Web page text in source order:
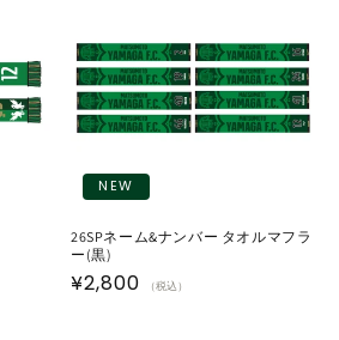
NEW
26SPネーム&ナンバー タオルマフラ
ー(黒)
通
¥2,800 （税込）